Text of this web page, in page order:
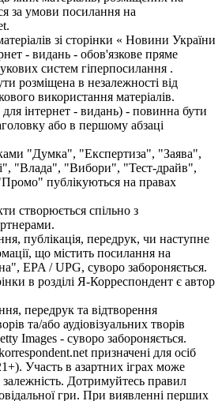
за умови посилання на
зі сторінки « Новини України
- видань - обов'язкове пряме
систем гіперпосилання .
розміщена в незалежності від
використання матеріалів.
інтернет - видань) - повинна бути
або в першому абзаці
"Думка", "Експертиза", "Заява",
"Влада", "Вибори", "Тест-драйв",
публікуються на правах
створюється спільно з
публікація, передрук, чи наступне
що містить посилання на
EPA / UPG, суворо забороняється.
в розділі Я-Корреспондент є автор
передрук та відтворення
та/або аудіовізуальних творів
Images - суворо забороняється.
призначені для осіб
Участь в азартних іграх може
залежність. Дотримуйтесь правил
гри. При виявленні перших